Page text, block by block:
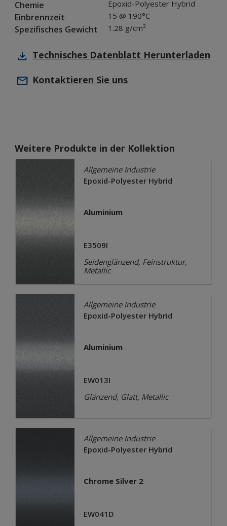
Chemie Epoxid-Polyester Hybrid
Einbrennzeit 15 @ 190°C
Spezifisches Gewicht 1.28 g/cm³
Technisches Datenblatt Herunterladen
Kontaktieren Sie uns
Weitere Produkte in der Kollektion
Allgemeine Industrie
Epoxid-Polyester Hybrid
Aluminium
E3509I
Seidenglänzend, Feinstruktur,
Metallic
Allgemeine Industrie
Epoxid-Polyester Hybrid
Aluminium
EW013I
Glänzend, Glatt, Metallic
Allgemeine Industrie
Epoxid-Polyester Hybrid
Chrome Silver 2
EW041D